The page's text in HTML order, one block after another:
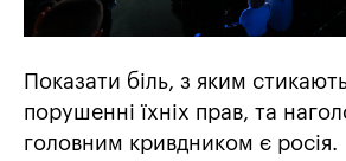
Показати біль, з яким
порушенні їхніх прав, та
головним кривдником є росія.